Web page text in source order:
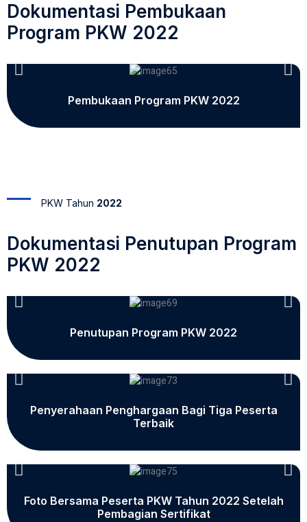
Dokumentasi Pembukaan
Program PKW 2022
Pembukaan Program PKW 2022
PKW Tahun 2022
Dokumentasi Penutupan Program
PKW 2022
Penutupan Program PKW 2022
Penyerahaan Penghargaan Bagi Tiga Peserta
Terbaik
Foto Bersama Peserta PKW Tahun 2022 Setelah
Pembagian Sertifikat